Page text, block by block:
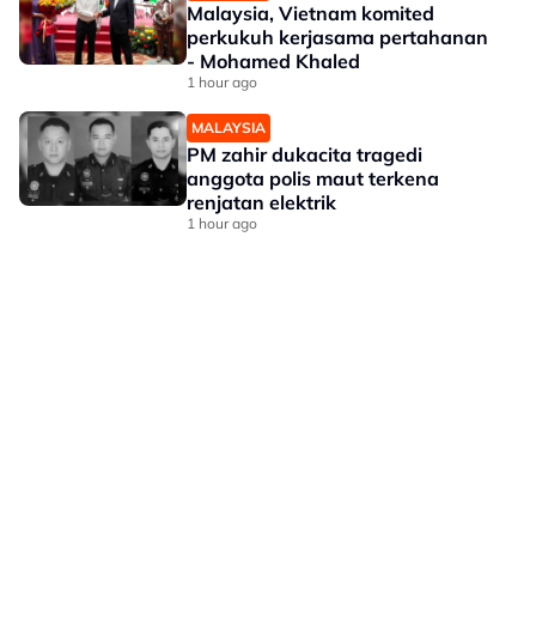
Malaysia, Vietnam komited
perkukuh kerjasama pertahanan
- Mohamed Khaled
1 hour ago
MALAYSIA
PM zahir dukacita tragedi
anggota polis maut terkena
renjatan elektrik
1 hour ago